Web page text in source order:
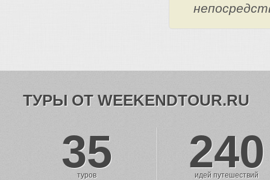
ТУРЫ ОТ WEEKENDTOUR.RU
35
туров 240
идей путешествий